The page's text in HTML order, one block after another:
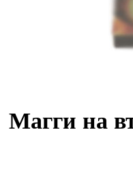
Магги на